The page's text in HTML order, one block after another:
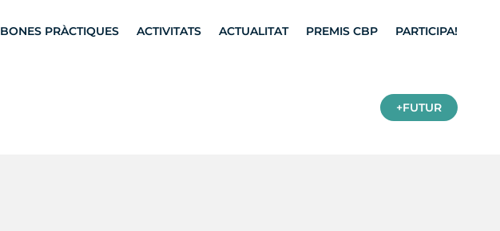
BONES PRÀCTIQUES ACTIVITATS ACTUALITAT PREMIS CBP PARTICIPA!
+FUTUR